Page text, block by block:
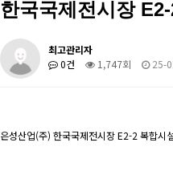
한국국제전시장
최고관리자
0건
1,747회 25-
은성산업(주) 한국국제전시장 E2-2 복합